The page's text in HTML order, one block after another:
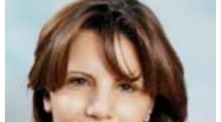
إن كان جلجامش قد نال بركة الإله ( شمش) في ملحمته،
فإن بطلنا لم يجد من يباركه فكانت شمسه باردة ميتة .
يتصدر المكان في الرواية مشهد الأحداث. كعادة الروايات
الروسية التي يبدو تأثر الكاتبة واضحا بها.
فغرفة البطل بلا نافذة، بما تحمله النافذة من دلالة التطلع
للخارج ، للمستقبل، للضياء، للأمل.
الغرفة الإسمنتية تشبه ذاته المنغلقة على نفسها ، التي لا